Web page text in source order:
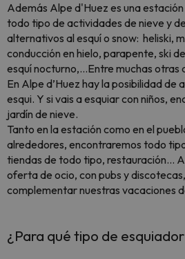
Además Alpe d'Huez es una
todo tipo de actividades de nieve y
alternativos al esquí o snow: heliski,
conducción en hielo, parapente, ski
esquí nocturno,...Entre muchas otras
En Alpe d’Huez hay la posibilidad de
esqui. Y si vais a esquiar con niños,
jardín de nieve.
Tanto en la estación como en el
alrededores, encontraremos todo
tiendas de todo tipo, restauración...
oferta de ocio, con pubs y
complementar nuestras vacaciones
¿Para qué tipo de